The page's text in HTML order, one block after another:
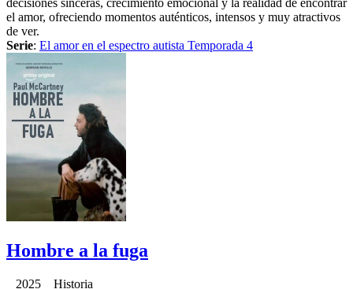
decisiones sinceras, crecimiento emocional y la realidad de encontrar
el amor, ofreciendo momentos auténticos, intensos y muy atractivos
de ver.
Serie: El amor en el espectro autista Temporada 4
Hombre a la fuga
2025 Historia